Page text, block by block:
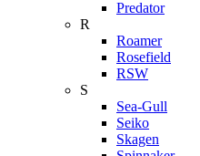
Predator
R
Roamer
Rosefield
RSW
S
Sea-Gull
Seiko
Skagen